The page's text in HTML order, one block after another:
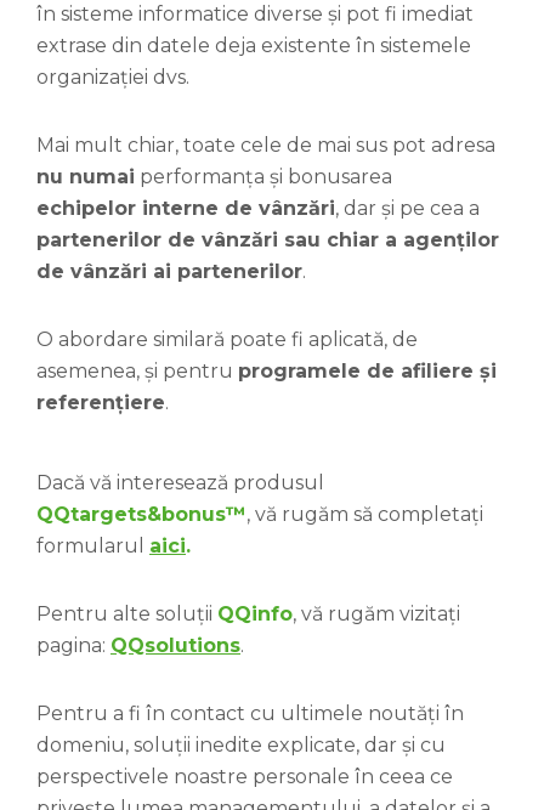
în sisteme informatice diverse și pot fi imediat
extrase din datele deja existente în sistemele
organizației dvs.
Mai mult chiar, toate cele de mai sus pot adresa
nu numai performanța și bonusarea
echipelor interne de vânzări, dar și pe cea a
partenerilor de vânzări sau chiar a agenților
de vânzări ai partenerilor.
O abordare similară poate fi aplicată, de
asemenea, și pentru programele de afiliere și
referențiere.
Dacă vă interesează produsul
QQtargets&bonus™, vă rugăm să completați
formularul aici.
Pentru alte soluții QQinfo, vă rugăm vizitați
pagina: QQsolutions.
Pentru a fi în contact cu ultimele noutăți în
domeniu, soluții inedite explicate, dar și cu
perspectivele noastre personale în ceea ce